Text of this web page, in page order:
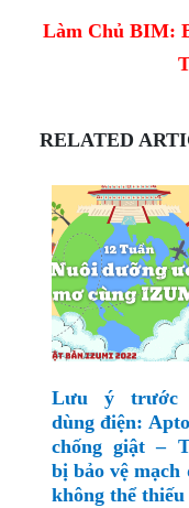
Làm Chủ BIM:
RELATED
Lưu ý trước
dùng điện:
chống giật –
bị bảo vệ mạch
không thể thiếu